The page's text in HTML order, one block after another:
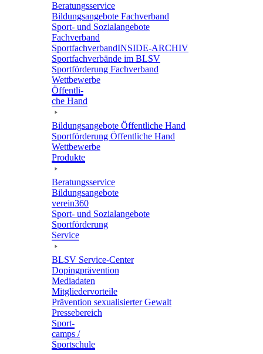
Bera­tungs­ser­vice
Bildungs­an­ge­bote Fachverband
Sport- und Sozi­al­an­ge­bote
Fachverband
Sport­fach­ver­ban­d­IN­SIDE-ARCHIV
Sport­fach­ver­bände im BLSV
Sport­för­de­rung Fachverband
Wett­be­werbe
Öffent­li­
che Hand
Bildungs­an­ge­bote Öffent­li­che Hand
Sport­för­de­rung Öffent­li­che Hand
Wett­be­werbe
Produkte
Bera­tungs­ser­vice
Bildungs­an­ge­bote
verein360
Sport- und Sozialangebote
Sport­för­de­rung
Service
BLSV Service-Center
Doping­prä­ven­tion
Media­da­ten
Mitglie­der­vor­teile
Präven­tion sexua­li­sier­ter Gewalt
Pres­se­be­reich
Sport­
camps /
Sportschule